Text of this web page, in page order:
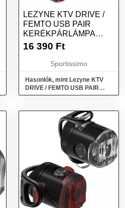
LEZYNE KTV DRIVE /
FEMTO USB PAIR
KERÉKPÁRLÁMPA
SZETT, KÉK, MÉRET
16 390 Ft
Sportissimo
Hasonlók, mint Lezyne KTV
DRIVE / FEMTO USB PAIR
Kerékpárlámpa szett, kék,